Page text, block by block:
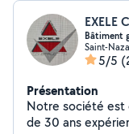
EXELE
Bâtiment
Saint-
5/5
Présentation
Notre société est
de 30 ans expérience Notre conducteur de